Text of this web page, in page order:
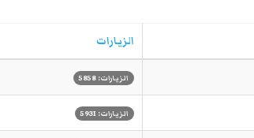
الزيارات
الزيارات: 5858
الزيارات: 5931